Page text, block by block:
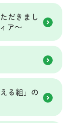
だきまし
ア～
る組」の